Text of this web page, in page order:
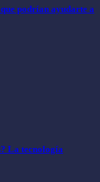
podrían ayudarte a
La tecnología